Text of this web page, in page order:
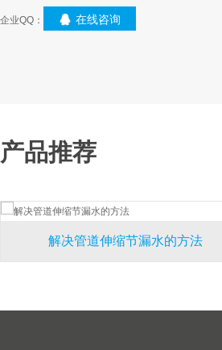
企业QQ： 在线咨询
产品推荐
解决管道伸缩节漏水的方法